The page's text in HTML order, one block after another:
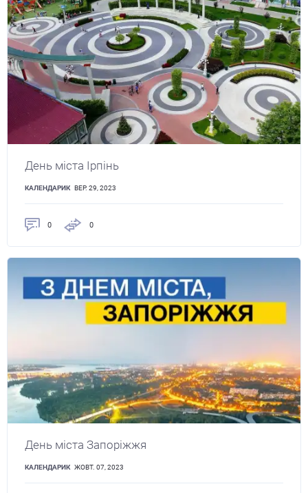
День міста Ірпінь
КАЛЕНДАРИК ВЕР. 29, 2023
0 0
День міста Запоріжжя
КАЛЕНДАРИК ЖОВТ. 07, 2023